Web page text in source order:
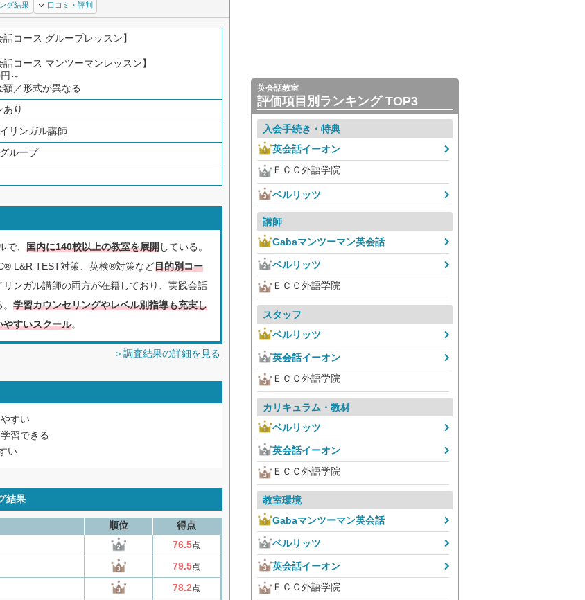
グ結果 口コミ・評判
話コース グループレッスン】
話コース マンツーマンレッスン】
～
／形式が異なる
り
リンガル講師
ループ
、 国内に140校以上の教室を展開している。
L&R TEST対策、英検®対策など目的別コー
リンガル講師の両方が在籍しており、実践会話
学習カウンセリングやレベル別指導も充実し
やすいスクール。
＞調査結果の詳細を見る
すい
習できる
い
結果
順位 得点
76.5点
79.5点
78.2点
英会話教室
評価項目別ランキング TOP3
入会手続き・特典
英会話イーオン
ＥＣＣ外語学院
ベルリッツ
講師
Gabaマンツーマン英会話
ベルリッツ
ＥＣＣ外語学院
スタッフ
ベルリッツ
英会話イーオン
ＥＣＣ外語学院
カリキュラム・教材
ベルリッツ
英会話イーオン
ＥＣＣ外語学院
教室環境
Gabaマンツーマン英会話
ベルリッツ
英会話イーオン
ＥＣＣ外語学院